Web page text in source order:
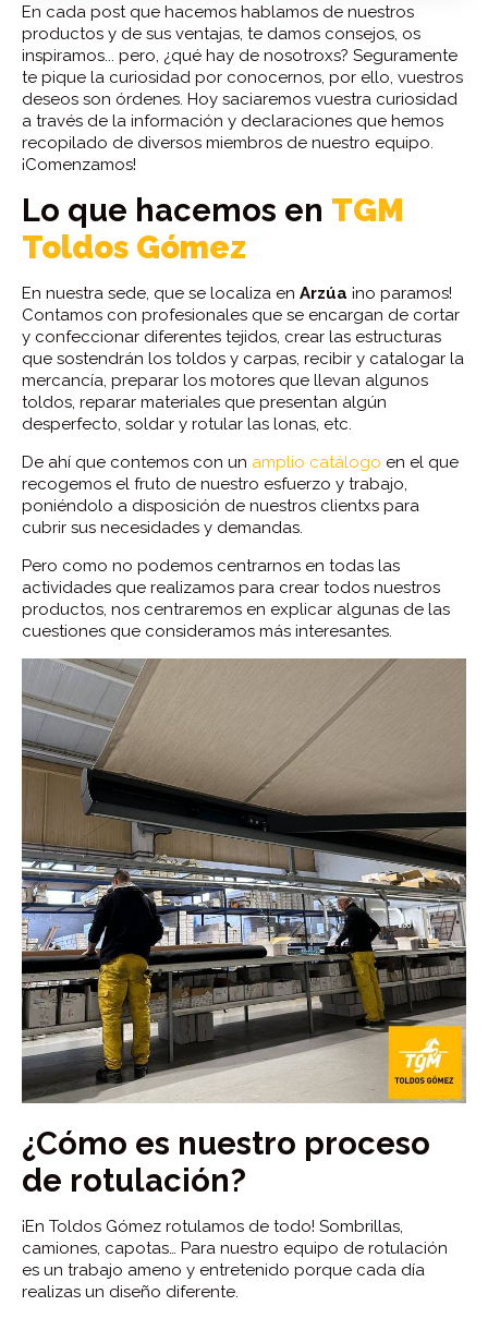
En cada post que hacemos hablamos de nuestros
productos y de sus ventajas, te damos consejos, os
inspiramos... pero, ¿qué hay de nosotroxs? Seguramente
te pique la curiosidad por conocernos, por ello, vuestros
deseos son órdenes. Hoy saciaremos vuestra curiosidad
a través de la información y declaraciones que hemos
recopilado de diversos miembros de nuestro equipo.
¡Comenzamos!
Lo que hacemos en TGM
Toldos Gómez
En nuestra sede, que se localiza en Arzúa ¡no paramos!
Contamos con profesionales que se encargan de cortar
y confeccionar diferentes tejidos, crear las estructuras
que sostendrán los toldos y carpas, recibir y catalogar la
mercancía, preparar los motores que llevan algunos
toldos, reparar materiales que presentan algún
desperfecto, soldar y rotular las lonas, etc.
De ahí que contemos con un amplio catálogo en el que
recogemos el fruto de nuestro esfuerzo y trabajo,
poniéndolo a disposición de nuestros clientxs para
cubrir sus necesidades y demandas.
Pero como no podemos centrarnos en todas las
actividades que realizamos para crear todos nuestros
productos, nos centraremos en explicar algunas de las
cuestiones que consideramos más interesantes.
¿Cómo es nuestro proceso
de rotulación?
¡En Toldos Gómez rotulamos de todo! Sombrillas,
camiones, capotas… Para nuestro equipo de rotulación
es un trabajo ameno y entretenido porque cada día
realizas un diseño diferente.